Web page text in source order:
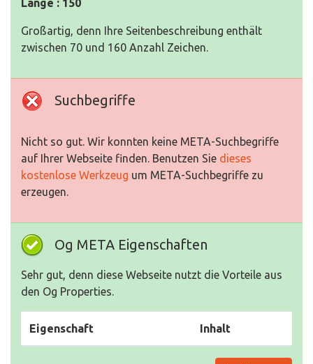
Länge : 150
Großartig, denn Ihre Seitenbeschreibung enthält
zwischen 70 und 160 Anzahl Zeichen.
Suchbegriffe
Nicht so gut. Wir konnten keine META-Suchbegriffe
auf Ihrer Webseite finden. Benutzen Sie dieses
kostenlose Werkzeug um META-Suchbegriffe zu
erzeugen.
Og META Eigenschaften
Sehr gut, denn diese Webseite nutzt die Vorteile aus
den Og Properties.
Eigenschaft Inhalt